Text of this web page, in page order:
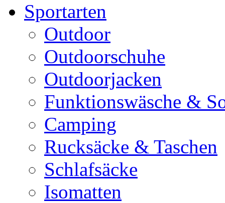
Sportarten
Outdoor
Outdoorschuhe
Outdoorjacken
Funktionswäsche &
Camping
Rucksäcke & Taschen
Schlafsäcke
Isomatten